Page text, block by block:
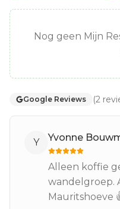
Nog geen Mijn
Google Reviews (2
Y Yvonne
Alleen koffie
wandelgroep.
Mauritshoeve